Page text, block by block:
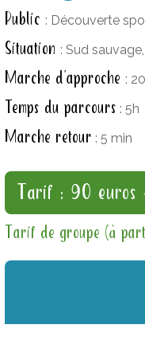
Public : Découverte
Situation : Sud
Marche d’approche :
Temps du parcours : 5h
Marche retour : 5 min
Tarif : 90 euros
Tarif de groupe (à